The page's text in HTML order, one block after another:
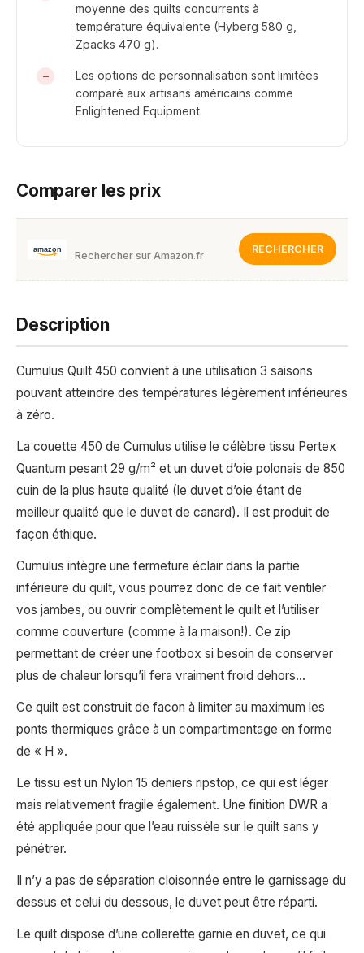
moyenne des quilts concurrents à
température équivalente (Hyberg 580 g,
Zpacks 470 g).
Les options de personnalisation sont limitées
comparé aux artisans américains comme
Enlightened Equipment.
Comparer les prix
Rechercher sur Amazon.fr RECHERCHER
Description
Cumulus Quilt 450 convient à une utilisation 3 saisons
pouvant atteindre des températures légèrement inférieures
à zéro.
La couette 450 de Cumulus utilise le célèbre tissu Pertex
Quantum pesant 29 g/m² et un duvet d’oie polonais de 850
cuin de la plus haute qualité (le duvet d’oie étant de
meilleur qualité que le duvet de canard). Il est produit de
façon éthique.
Cumulus intègre une fermeture éclair dans la partie
inférieure du quilt, vous pourrez donc de ce fait ventiler
vos jambes, ou ouvrir complètement le quilt et l’utiliser
comme couverture (comme à la maison!). Ce zip
permettant de créer une footbox si besoin de conserver
plus de chaleur lorsqu’il fera vraiment froid dehors…
Ce quilt est construit de facon à limiter au maximum les
ponts thermiques grâce à un compartimentage en forme
de « H ».
Le tissu est un Nylon 15 deniers ripstop, ce qui est léger
mais relativement fragile également. Une finition DWR a
été appliquée pour que l’eau ruissèle sur le quilt sans y
pénétrer.
Il n’y a pas de séparation cloisonnée entre le garnissage du
dessus et celui du dessous, le duvet peut être réparti.
Le quilt dispose d’une collerette garnie en duvet, ce qui